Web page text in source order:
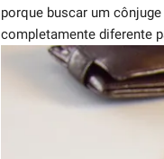
porque buscar um
completamente diferente